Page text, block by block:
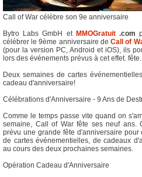
Call of War célèbre son 9e anniversaire
Bytro Labs GmbH et MMOGratuit.com
célébrer le 9ème anniversaire deCall of
(pour la version PC, Android et iOS), ils
lors des événements prévus à cet effet. fête.
Deux semaines de cartes
cadeau d'anniversaire!
Célébrations d'Anniversaire - 9 Ans de
Comme le temps passe vite quand on
semaine, Call of War fête ses neuf ans.
prévu une grande fête d'anniversaire pour
de cartes événementielles, de cadeaux
au cours des deux prochaines semaines.
Opération Cadeau d'Anniversaire